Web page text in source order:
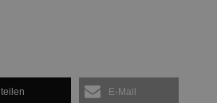
teilen E-Mail